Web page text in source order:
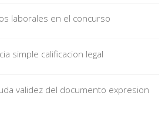
laborales en el concurso
simple calificacion legal
validez del documento expresion